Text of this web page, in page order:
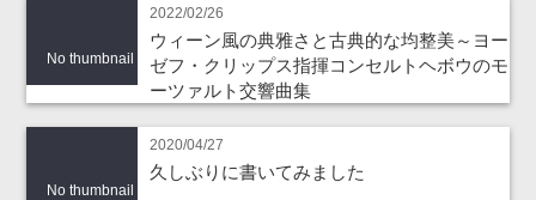
No thumbnail
2022/02/26
ウィーン風の典雅さと古典的な均整美～ヨー
ゼフ・クリップス指揮コンセルトヘボウのモ
ーツァルト交響曲集
No thumbnail
2020/04/27
久しぶりに書いてみました